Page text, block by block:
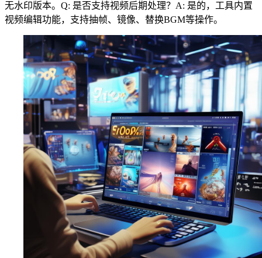
无水印版本。Q: 是否支持视频后期处理？A: 是的，工具内置
视频编辑功能，支持抽帧、镜像、替换BGM等操作。